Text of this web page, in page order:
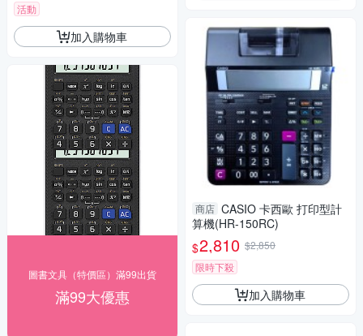
活動
加入購物車
圖書文具（特價區）滿99出貨
滿99大優惠
商店 CASIO 卡西歐 打印型計
算機(HR-150RC)
$2,810 $2,850
限時下殺
加入購物車